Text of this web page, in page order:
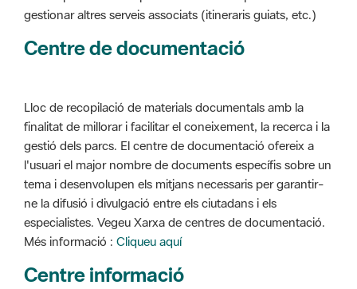
gestionar altres serveis associats (itineraris guiats, etc.)
Centre de documentació
Lloc de recopilació de materials documentals amb la
finalitat de millorar i facilitar el coneixement, la recerca i la
gestió dels parcs. El centre de documentació ofereix a
l'usuari el major nombre de documents específis sobre un
tema i desenvolupen els mitjans necessaris per garantir-
ne la difusió i divulgació entre els ciutadans i els
especialistes. Vegeu Xarxa de centres de documentació.
Més informació : Cliqueu aquí
Centre informació